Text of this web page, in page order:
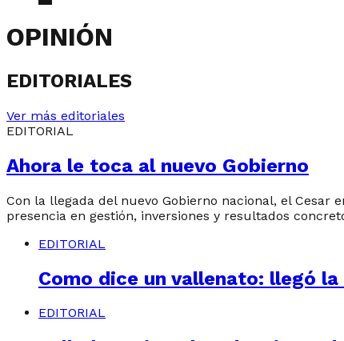
OPINIÓN
EDITORIALES
Ver más editoriales
EDITORIAL
Ahora le toca al nuevo Gobierno
Con la llegada del nuevo Gobierno nacional, el
presencia en gestión, inversiones y resultados
EDITORIAL
Como dice un vallenato: llegó
EDITORIAL